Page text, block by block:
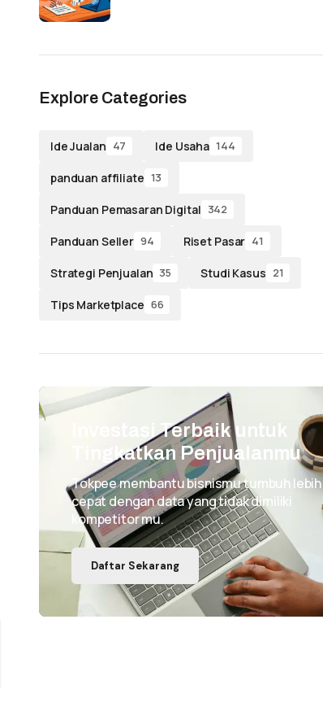
Explore Categories
Ide Jualan 47 Ide Usaha 144
panduan affiliate 13
Panduan Pemasaran Digital 342
Panduan Seller 94 Riset Pasar 41
Strategi Penjualan 35 Studi Kasus 21
Tips Marketplace 66
Investasi Terbaik untuk
Tingkatkan Penjualanmu
Tokpee membantu bisnismu tumbuh lebih
cepat dengan data yang tidak dimiliki
kompetitor mu.
Daftar Sekarang